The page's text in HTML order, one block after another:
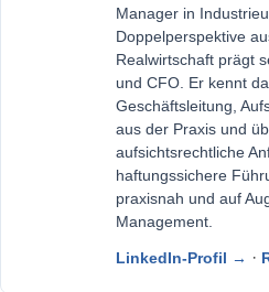
Manager in
Doppelperspektive
Realwirtschaft prägt
und CFO. Er kennt
Geschäftsleitung,
aus der Praxis und
aufsichtsrechtliche
haftungssichere
praxisnah und auf
Management.
LinkedIn-Profil → ·